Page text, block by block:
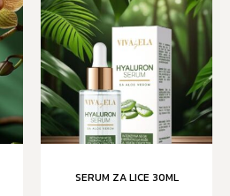
SERUM ZA LICE 30ML